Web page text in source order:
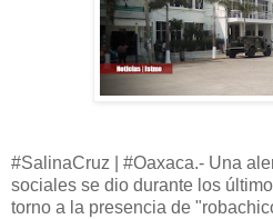
#SalinaCruz | #Oaxaca.- Una
sociales se dio durante los
torno a la presencia de